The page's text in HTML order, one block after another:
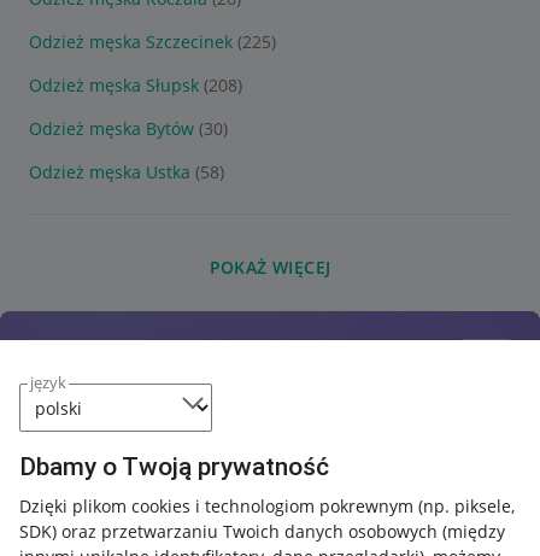
język
Dbamy o Twoją prywatność
Dzięki plikom cookies i technologiom pokrewnym (np. piksele,
SDK) oraz przetwarzaniu Twoich danych osobowych (między
Odzież męska Szczecinek (225)
Odzież męska Słupsk (208)
Odzież męska Bytów (30)
Odzież męska Ustka (58)
POKAŻ WIĘCEJ